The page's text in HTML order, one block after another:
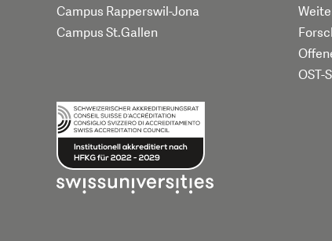
Campus Rapperswil-Jona
Campus St.Gallen
OST-